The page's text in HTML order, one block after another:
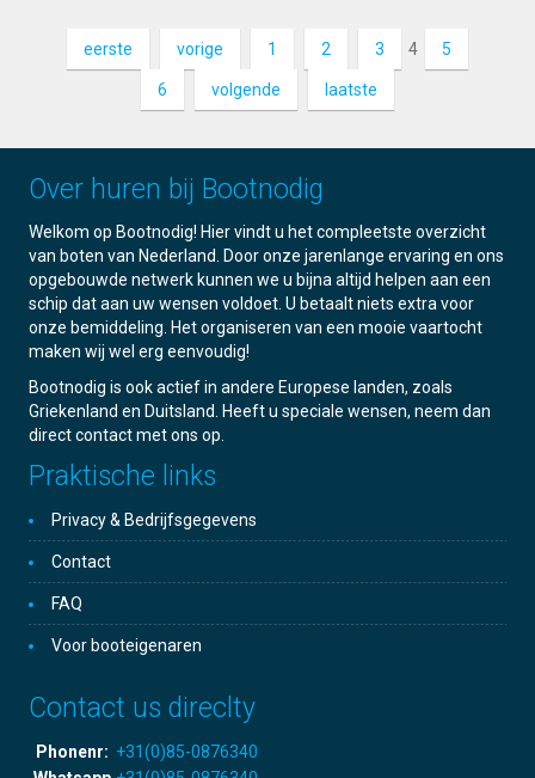
eerste vorige 1 2 3 4 5
6 volgende laatste
Over huren bij Bootnodig
Welkom op Bootnodig! Hier vindt u het compleetste overzicht
van boten van Nederland. Door onze jarenlange ervaring en ons
opgebouwde netwerk kunnen we u bijna altijd helpen aan een
schip dat aan uw wensen voldoet. U betaalt niets extra voor
onze bemiddeling. Het organiseren van een mooie vaartocht
maken wij wel erg eenvoudig!
Bootnodig is ook actief in andere Europese landen, zoals
Griekenland en Duitsland. Heeft u speciale wensen, neem dan
direct contact met ons op.
Praktische links
Privacy & Bedrijfsgegevens
Contact
FAQ
Voor booteigenaren
Contact us direclty
Phonenr: +31(0)85-0876340